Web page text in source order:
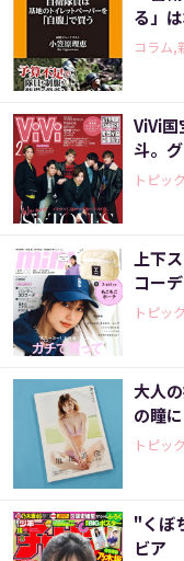
る」
コラム,
ViVi国
斗。
トピッ
上下
コーデ
トピッ
大人
の瞳
トピッ
"くぼ
ビア